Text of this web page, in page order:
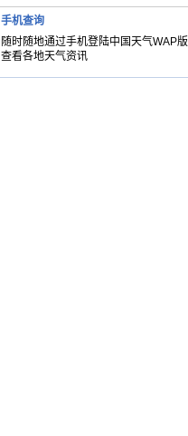
手机查询
随时随地通过手机登陆中国天气WAP版
查看各地天气资讯